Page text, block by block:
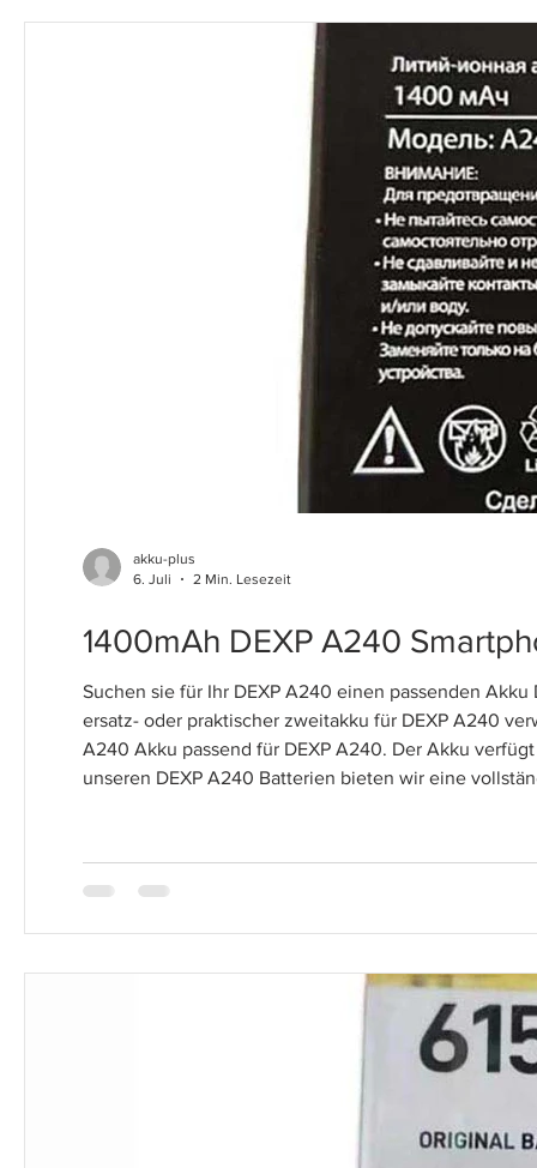
1400mAh DEXP A240
Suchen sie für Ihr DEXP A240 einen passenden
ersatz- oder praktischer zweitakku für DEXP A240
A240 Akku passend für DEXP A240. Der Akku
unseren DEXP A240 Batterien bieten wir eine
akku-plus
6. Juli
2 Min. Lesezeit